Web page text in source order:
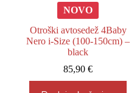
NOVO
Otroški avtosedež 4Baby
Nero i-Size (100-150cm) –
black
85,90€